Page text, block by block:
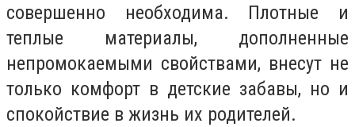
совершенно необходима. Плотные и
теплые материалы, дополненные
непромокаемыми свойствами, внесут не
только комфорт в детские забавы, но и
спокойствие в жизнь их родителей.